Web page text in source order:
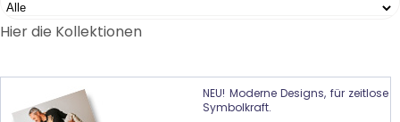
Hier die Kollektionen
NEU! Moderne Designs, für zeitlose
Symbolkraft.